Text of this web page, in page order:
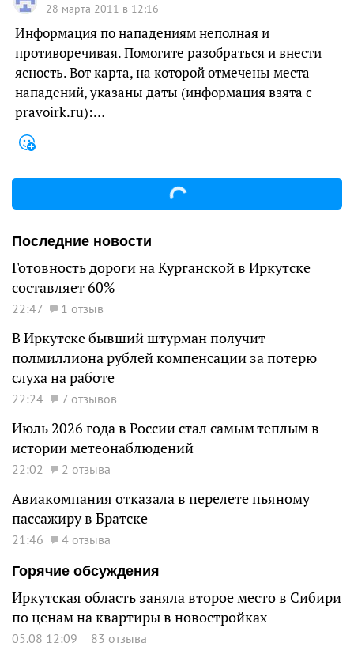
28 марта 2011 в 12:16
Информация по нападениям неполная и
противоречивая. Помогите разобраться и внести
ясность. Вот карта, на которой отмечены места
нападений, указаны даты (информация взята с
pravoirk.ru):…
Последние новости
Готовность дороги на Курганской в Иркутске
составляет 60%
22:47 1 отзыв
В Иркутске бывший штурман получит
полмиллиона рублей компенсации за потерю
слуха на работе
22:24 7 отзывов
Июль 2026 года в России стал самым теплым в
истории метеонаблюдений
22:02 2 отзыва
Авиакомпания отказала в перелете пьяному
пассажиру в Братске
21:46
4 отзыва
Горячие обсуждения
Иркутская область заняла второе место в Сибири
по ценам на квартиры в новостройках
05.08 12:09 83 отзыва